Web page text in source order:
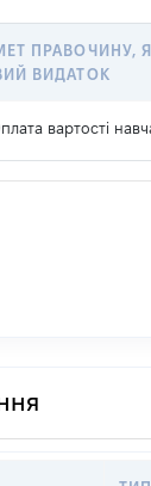
ПРАВОЧИНУ,
ВИДАТОК
вартості